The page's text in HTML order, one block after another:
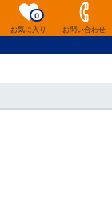
お気に入り
0
お問い合わせ